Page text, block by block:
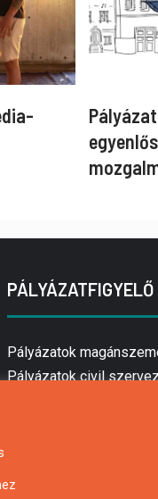
PÁLYÁZATFIGYELŐ
Pályázatok
Pályázatok civil